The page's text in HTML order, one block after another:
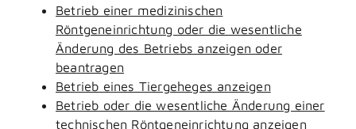
Betrieb einer medizinischen
Röntgeneinrichtung oder die wesentliche
Änderung des Betriebs anzeigen oder
beantragen
Betrieb eines Tiergeheges anzeigen
Betrieb oder die wesentliche Änderung einer
technischen Röntgeneinrichtung anzeigen